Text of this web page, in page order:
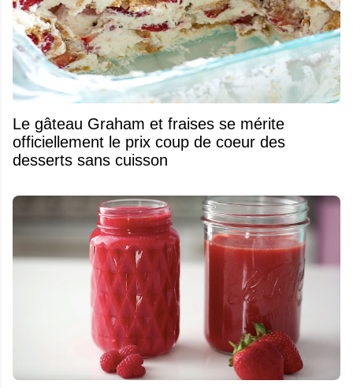
Le gâteau Graham et fraises se mérite
officiellement le prix coup de coeur des
desserts sans cuisson